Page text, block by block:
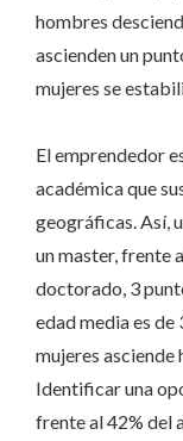
hombres
ascienden un
mujeres se
El emprendedor
académica que
geográficas. Así,
un master, frente
doctorado, 3
edad media es de
mujeres asciende
Identificar una
frente al 42% del